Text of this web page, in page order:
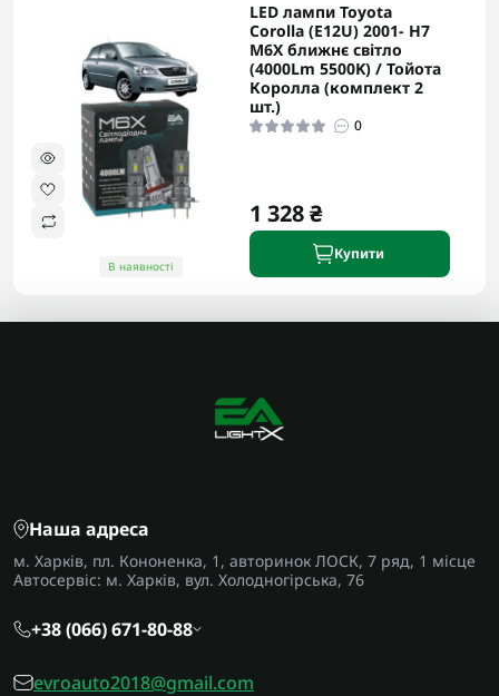
В наявності
LED лампи Toyota
Corolla (E12U) 2001- H7
M6X ближнє світло
(4000Lm 5500K) / Тойота
Королла (комплект 2
шт.)
0
1 328 ₴
Купити
Наша адреса
м. Харків, пл. Кононенка, 1, авторинок ЛОСК, 7 ряд, 1 місце
Автосервіс: м. Харків, вул. Холодногірська, 76
+38 (066) 671-80-88
evroauto2018@gmail.com